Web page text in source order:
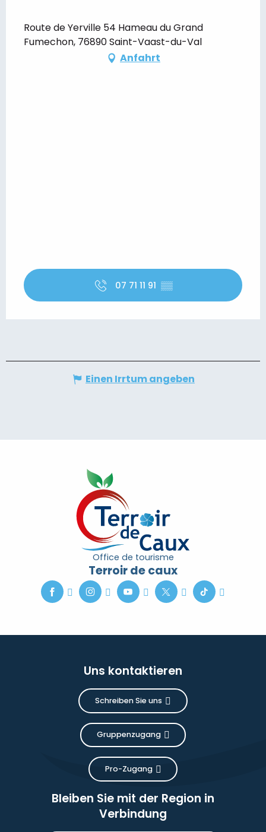
Route de Yerville 54 Hameau du Grand
Fumechon, 76890 Saint-Vaast-du-Val
Anfahrt
07 71 11 91 ▒▒
Einen Irrtum angeben
Office de tourisme
Terroir de caux
Uns kontaktieren
Schreiben Sie uns
Gruppenzugang
Pro-Zugang
Bleiben Sie mit der Region in
Verbindung